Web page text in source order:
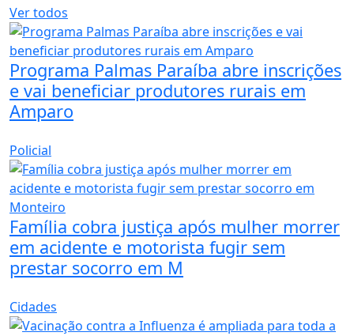
Ver todos
Programa Palmas Paraíba abre inscrições
e vai beneficiar produtores rurais em
Amparo
Policial
Família cobra justiça após mulher morrer
em acidente e motorista fugir sem
prestar socorro em M
Cidades